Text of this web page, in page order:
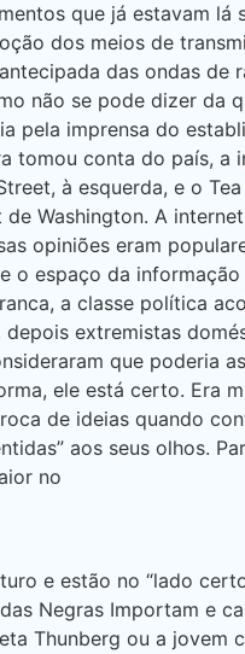
que já estavam lá
dos meios de
das ondas de
não se pode dizer da
pela imprensa do
tomou conta do país, a
à esquerda, e o
Washington. A
opiniões eram
espaço da
a classe política
extremistas
que poderia
ele está certo. Era
de ideias quando
aos seus olhos.
no
e estão no “lado
Negras Importam e
Thunberg ou a jovem